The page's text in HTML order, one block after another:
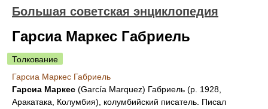
Большая советская энциклопедия
Гарсиа Маркес Габриель
Толкование
Гарсиа Маркес Габриель
Гарсиа Маркес (García Marquez) Габриель (р. 1928,
Аракатака, Колумбия), колумбийский писатель. Писал